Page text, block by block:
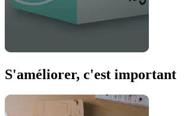
S'améliorer, c'est important